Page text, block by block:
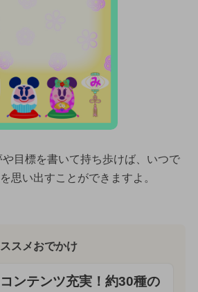
目標を書いて持ち歩けば、いつで
思い出すことができますよ。
スメおでかけ
ンテンツ充実！約30種の